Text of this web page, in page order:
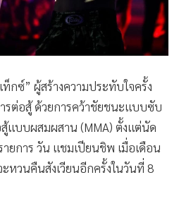
กซ์” ผู้สร้างความประทับใจครั้ง
ต่อสู้ ด้วยการคว้าชัยชนะแบบซับ
แบบผสมผสาน (MMA) ตั้งแต่นัด
ยการ วัน แชมเปียนชิพ เมื่อเดือน
หวนคืนสังเวียนอีกครั้งในวันที่ 8